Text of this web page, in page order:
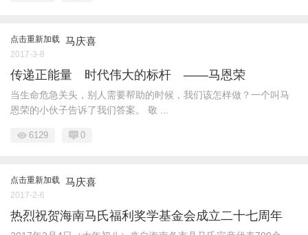
点击重新加载 马庆喜
2017-3-8
传递正能量 时代伟大的标杆 ——马恩荣
当生命危急关头，别人需要帮助的时候，我们该怎样做？一个叫马
恩荣的小伙子告诉了我们答案。 敬 ...
6129 0
点击重新加载 马庆喜
2017-2-6
热烈祝贺海南马氏福利奖学基金会成立二十七周年